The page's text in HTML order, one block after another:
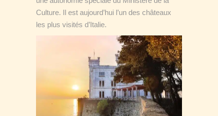
Culture. Il est aujourd’hui l’un des châteaux
les plus visités d’Italie.